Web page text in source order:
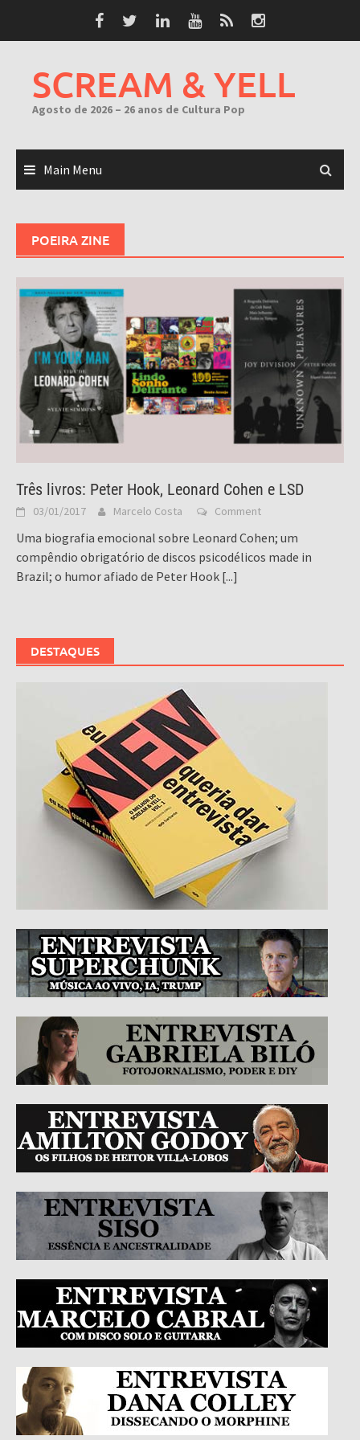
SCREAM & YELL
Agosto de 2026 – 26 anos de Cultura Pop
Main Menu
POEIRA ZINE
Três livros: Peter Hook, Leonard Cohen e LSD
03/01/2017 Marcelo Costa Comment
Uma biografia emocional sobre Leonard Cohen; um
compêndio obrigatório de discos psicodélicos made in
Brazil; o humor afiado de Peter Hook [...]
DESTAQUES